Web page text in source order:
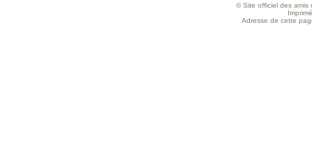
© Site officiel des amis
Adresse de cette